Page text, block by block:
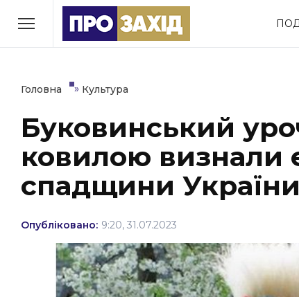
РУБРИКИ
Економіка
Політика Соціум
Втрачений Ужгород
ЗАКАРПАТСЬКІ НОВИНИ
Головна » Культура
Буковинський
ковилою визнали
спадщини України
Опубліковано: 9:20, 31.07.2023